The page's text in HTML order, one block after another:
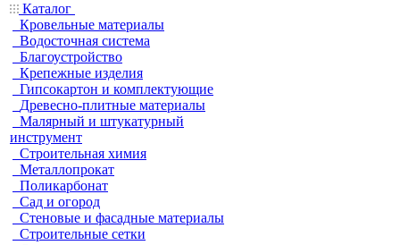
Каталог
Кровельные материалы
Водосточная система
Благоустройство
Крепежные изделия
Гипсокартон и комплектующие
Древесно-плитные материалы
Малярный и штукатурный
инструмент
Строительная химия
Металлопрокат
Поликарбонат
Сад и огород
Стеновые и фасадные материалы
Строительные сетки